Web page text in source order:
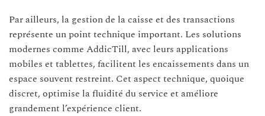
Par ailleurs, la gestion de la caisse et des transactions
représente un point technique important. Les solutions
modernes comme AddicTill, avec leurs applications
mobiles et tablettes, facilitent les encaissements dans un
espace souvent restreint. Cet aspect technique, quoique
discret, optimise la fluidité du service et améliore
grandement l’expérience client.